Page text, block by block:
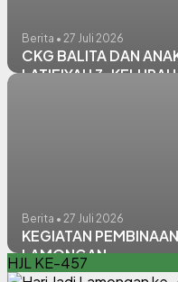
Berita • 27 Juli 2026
CKG BALITA DAN
LATIFIYAH 3,
Berita • 27 Juli 2026
KEGIATAN
LAMONGAN
HJL KE-457